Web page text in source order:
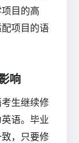
目的高
项目的语
响
生继续修
语。毕业
，只要修